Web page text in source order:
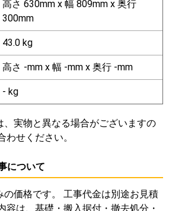
高さ 630mm x 幅 809mm x 奥行
300mm
43.0 kg
高さ -mm x 幅 -mm x 奥行 -mm
- kg
、実物と異なる場合がございますの
わせください。
について
の価格です。 工事代金は別途お見積
容は、基礎・搬入据付・撤去処分・